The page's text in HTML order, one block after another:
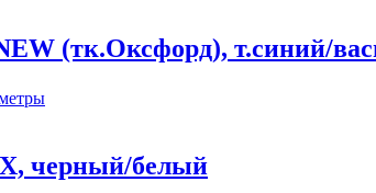
(тк.Оксфорд), т.синий/
Этот
несколько
вариаций.
черный/белый